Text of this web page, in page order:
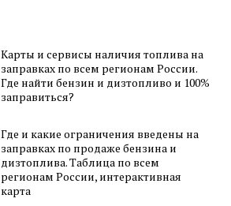
Карты и сервисы наличия топлива на
заправках по всем регионам России.
Где найти бензин и дизтопливо и 100%
заправиться?
Где и какие ограничения введены на
заправках по продаже бензина и
дизтоплива. Таблица по всем
регионам России, интерактивная
карта